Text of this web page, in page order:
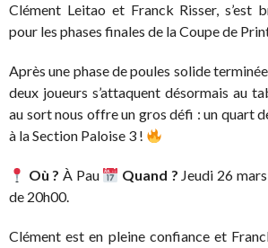
Clément Leitao et Franck Risser, s’est
pour les phases finales de la Coupe de
Après une phase de poules solide
deux joueurs s’attaquent désormais au
au sort nous offre un gros défi : un quart
à la Section Paloise 3 !
Où ? À Pau Quand ? Jeudi 26 mars
de 20h00.
Clément est en pleine confiance et